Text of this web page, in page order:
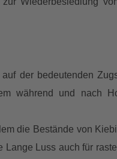
der bedeutenden
während und nach
die Bestände von
Luss auch für